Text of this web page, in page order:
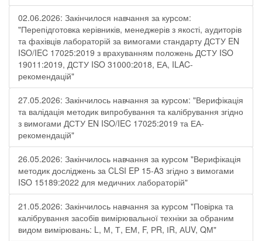
02.06.2026: Закінчилося навчання за курсом:
"Перепідготовка керівників, менеджерів з якості, аудиторів
та фахівців лабораторій за вимогами стандарту ДСТУ EN
ISO/IEC 17025:2019 з врахуванням положень ДСТУ ISO
19011:2019, ДСТУ ISO 31000:2018, ЕА, ILAC-
рекомендацій"
27.05.2026: Закінчилось навчання за курсом: "Верифікація
та валідація методик випробування та калібрування згідно
з вимогами ДСТУ EN ISO/IEC 17025:2019 та ЕА-
рекомендацій"
26.05.2026: Закінчилось навчання за курсом "Верифікація
методик досліджень за CLSI EP 15-A3 згідно з вимогами
ISO 15189:2022 для медичних лабораторій"
21.05.2026: Закінчилось навчання за курсом "Повірка та
калібрування засобів вимірювальної техніки за обраним
видом вимірювань: L, М, Т, ЕМ, F, РR, ІR, АUV, QМ"